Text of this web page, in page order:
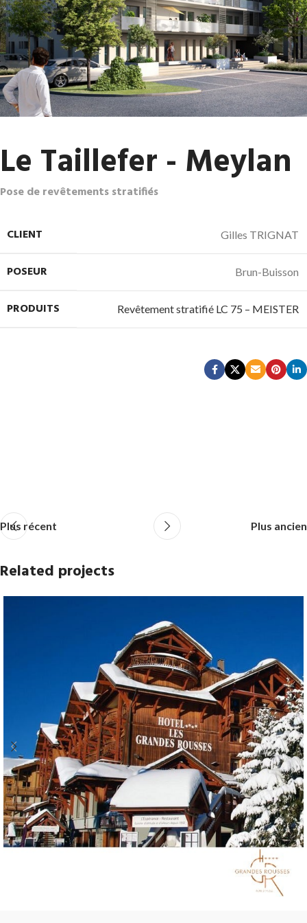
Le Taillefer - Meylan
Pose de revêtements stratifiés
CLIENT Gilles TRIGNAT
POSEUR Brun-Buisson
PRODUITS Revêtement stratifié LC 75 – MEISTER
Plus récent Plus ancien
Related projects